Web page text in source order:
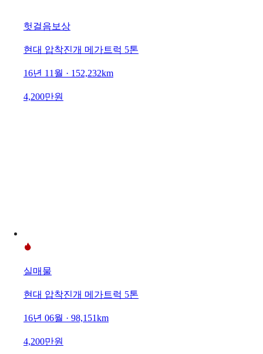
헛걸음보상
현대 압착진개 메가트럭 5톤
16년 11월 · 152,232km
4,200만원
실매물
현대 압착진개 메가트럭 5톤
16년 06월 · 98,151km
4,200만원